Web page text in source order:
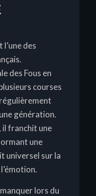
des
des Fous en
courses
génération.
, il franchit une
une
universel sur la
lors du